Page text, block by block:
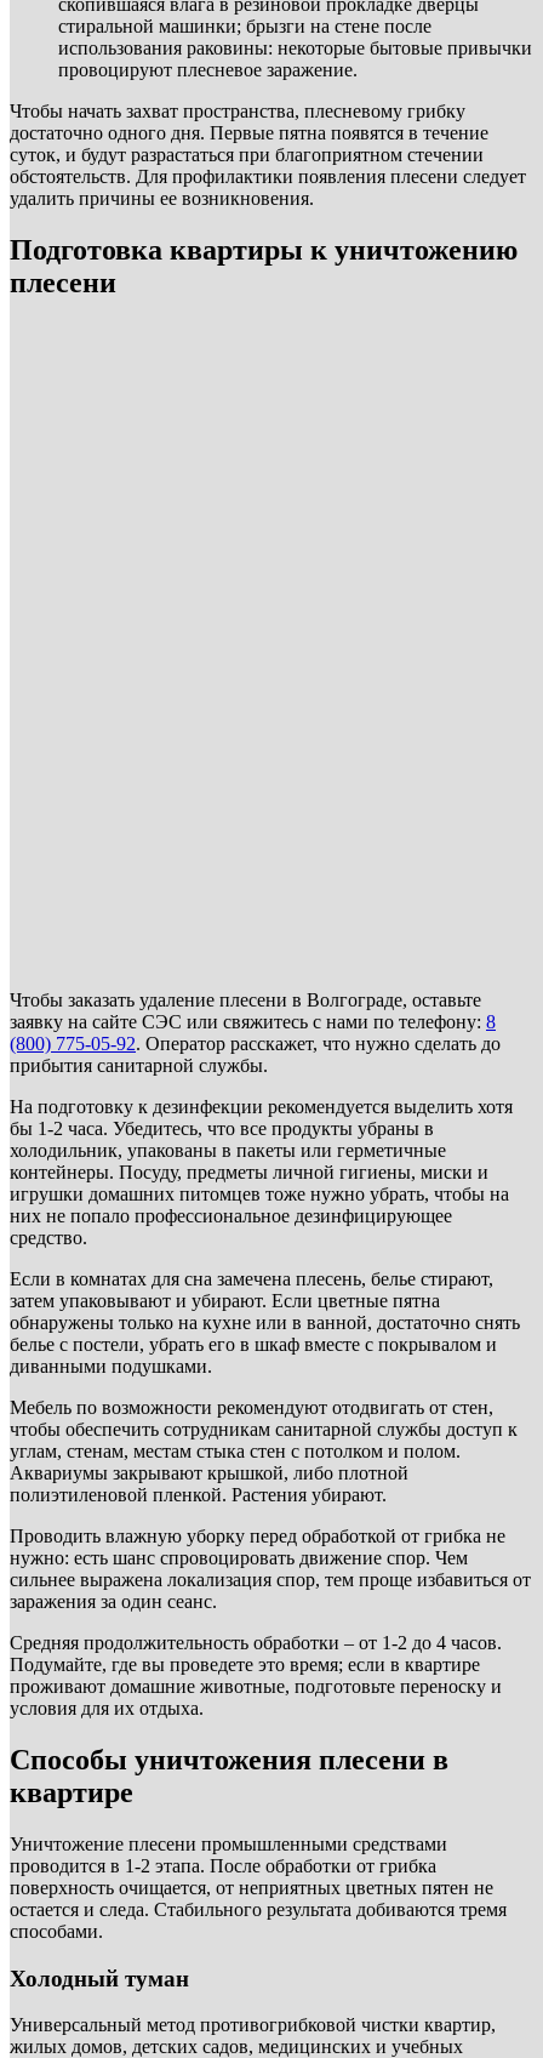
скопившаяся влага в резиновой прокладке дверцы
стиральной машинки; брызги на стене после
использования раковины: некоторые бытовые привычки
провоцируют плесневое заражение.
Чтобы начать захват пространства, плесневому грибку
достаточно одного дня. Первые пятна появятся в течение
суток, и будут разрастаться при благоприятном стечении
обстоятельств. Для профилактики появления плесени следует
удалить причины ее возникновения.
Подготовка квартиры к уничтожению
плесени
Чтобы заказать удаление плесени в Волгограде, оставьте
заявку на сайте СЭС или свяжитесь с нами по телефону: 8
(800) 775-05-92. Оператор расскажет, что нужно сделать до
прибытия санитарной службы.
На подготовку к дезинфекции рекомендуется выделить хотя
бы 1-2 часа. Убедитесь, что все продукты убраны в
холодильник, упакованы в пакеты или герметичные
контейнеры. Посуду, предметы личной гигиены, миски и
игрушки домашних питомцев тоже нужно убрать, чтобы на
них не попало профессиональное дезинфицирующее
средство.
Если в комнатах для сна замечена плесень, белье стирают,
затем упаковывают и убирают. Если цветные пятна
обнаружены только на кухне или в ванной, достаточно снять
белье с постели, убрать его в шкаф вместе с покрывалом и
диванными подушками.
Мебель по возможности рекомендуют отодвигать от стен,
чтобы обеспечить сотрудникам санитарной службы доступ к
углам, стенам, местам стыка стен с потолком и полом.
Аквариумы закрывают крышкой, либо плотной
полиэтиленовой пленкой. Растения убирают.
Проводить влажную уборку перед обработкой от грибка не
нужно: есть шанс спровоцировать движение спор. Чем
сильнее выражена локализация спор, тем проще избавиться от
заражения за один сеанс.
Средняя продолжительность обработки – от 1-2 до 4 часов.
Подумайте, где вы проведете это время; если в квартире
проживают домашние животные, подготовьте переноску и
условия для их отдыха.
Способы уничтожения плесени в
квартире
Уничтожение плесени промышленными средствами
проводится в 1-2 этапа. После обработки от грибка
поверхность очищается, от неприятных цветных пятен не
остается и следа. Стабильного результата добиваются тремя
способами.
Холодный туман
Универсальный метод противогрибковой чистки квартир,
жилых домов, детских садов, медицинских и учебных